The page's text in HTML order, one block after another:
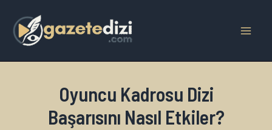
atla
Oyuncu Kadrosu Dizi
Başarısını Nasıl Etkiler?